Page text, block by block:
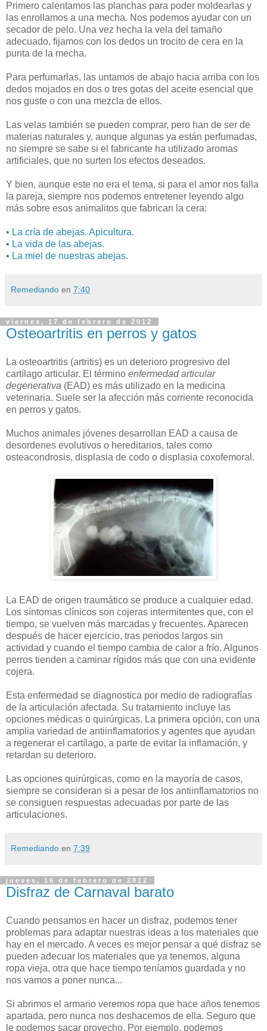
Primero calentamos las planchas para poder moldearlas y
las enrollamos a una mecha. Nos podemos ayudar con un
secador de pelo. Una vez hecha la vela del tamaño
adecuado, fijamos con los dedos un trocito de cera en la
punta de la mecha.
Para perfumarlas, las untamos de abajo hacia arriba con los
dedos mojados en dos o tres gotas del aceite esencial que
nos guste o con una mezcla de ellos.
Las velas también se pueden comprar, pero han de ser de
materias naturales y, aunque algunas ya están perfumadas,
no siempre se sabe si el fabricante ha utilizado aromas
artificiales, que no surten los efectos deseados.
Y bien, aunque este no era el tema, si para el amor nos falla
la pareja, siempre nos podemos entretener leyendo algo
más sobre esos animalitos que fabrican la cera:
• La cría de abejas. Apicultura.
• La vida de las abejas.
• La miel de nuestras abejas.
Remediando en 7:40
viernes, 17 de febrero de 2012
Osteoartritis en perros y gatos
La osteoartritis (artritis) es un deterioro progresivo del
cartílago articular. El término enfermedad articular
degenerativa (EAD) es más utilizado en la medicina
veterinaria. Suele ser la afección más corriente reconocida
en perros y gatos.
Muchos animales jóvenes desarrollan EAD a causa de
desordenes evolutivos o hereditarios, tales como
osteacondrosis, displasia de codo o displasia coxofemoral.
La EAD de origen traumático se produce a cualquier edad.
Los síntomas clínicos son cojeras intermitentes que, con el
tiempo, se vuelven más marcadas y frecuentes. Aparecen
después de hacer ejercicio, tras periodos largos sin
actividad y cuando el tiempo cambia de calor a frío. Algunos
perros tienden a caminar rígidos más que con una evidente
cojera.
Esta enfermedad se diagnostica por medio de radiografías
de la articulación afectada. Su tratamiento incluye las
opciones médicas o quirúrgicas. La primera opción, con una
amplia variedad de antiinflamatorios y agentes que ayudan
a regenerar el cartílago, a parte de evitar la inflamación, y
retardan su deterioro.
Las opciones quirúrgicas, como en la mayoría de casos,
siempre se consideran si a pesar de los antiinflamatorios no
se consiguen respuestas adecuadas por parte de las
articulaciones.
Remediando en 7:39
jueves, 16 de febrero de 2012
Disfraz de Carnaval barato
Cuando pensamos en hacer un disfraz, podemos tener
problemas para adaptar nuestras ideas a los materiales que
hay en el mercado. A veces es mejor pensar a qué disfraz se
pueden adecuar los materiales que ya tenemos, alguna
ropa vieja, otra que hace tiempo teníamos guardada y no
nos vamos a poner nunca...
Si abrimos el armario veremos ropa que hace años tenemos
apartada, pero nunca nos deshacemos de ella. Seguro que
le podemos sacar provecho. Por ejemplo, podemos